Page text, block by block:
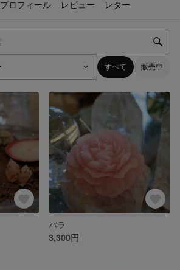
プロフィール レビュー レター
すべて 販売中
バラ
3,300円